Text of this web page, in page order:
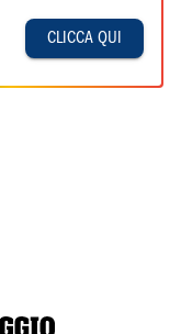
CLICCA QUI